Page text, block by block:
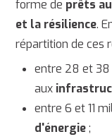
forme de prêts
et la résilience.
répartition de ces
entre 28 et 38
aux
entre 6 et 11
d'énergie;